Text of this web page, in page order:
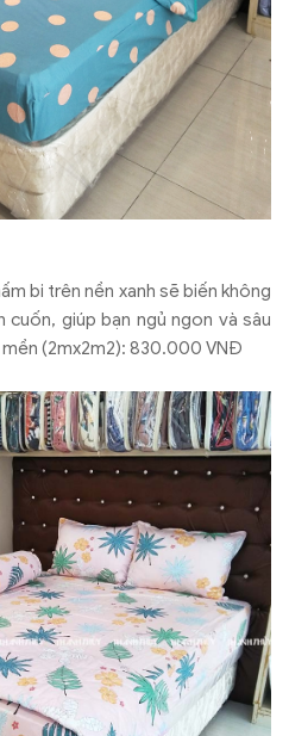
bi trên nền xanh sẽ biến không
giúp bạn ngủ ngon và sâu
(2mx2m2): 830.000 VNĐ